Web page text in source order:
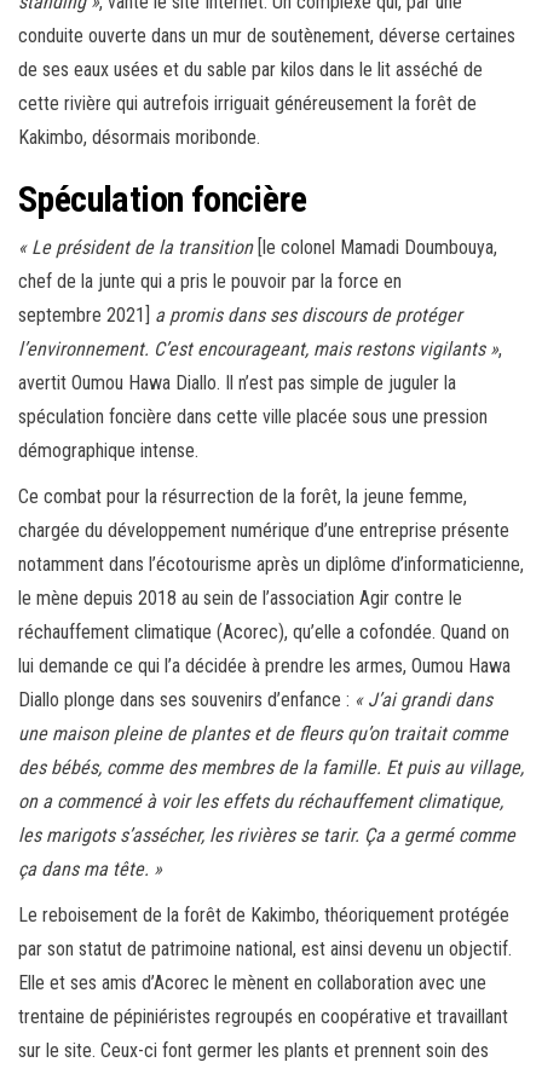
conduite ouverte dans un mur de soutènement, déverse certaines
de ses eaux usées et du sable par kilos dans le lit asséché de
cette rivière qui autrefois irriguait généreusement la forêt de
Kakimbo, désormais moribonde.
Spéculation foncière
« Le président de la transition [le colonel Mamadi Doumbouya,
chef de la junte qui a pris le pouvoir par la force en
septembre 2021] a promis dans ses discours de protéger
l’environnement. C’est encourageant, mais restons vigilants »,
avertit Oumou Hawa Diallo. Il n’est pas simple de juguler la
spéculation foncière dans cette ville placée sous une pression
démographique intense.
Ce combat pour la résurrection de la forêt, la jeune femme,
chargée du développement numérique d’une entreprise présente
notamment dans l’écotourisme après un diplôme d’informaticienne,
le mène depuis 2018 au sein de l’association Agir contre le
réchauffement climatique (Acorec), qu’elle a cofondée. Quand on
lui demande ce qui l’a décidée à prendre les armes, Oumou Hawa
Diallo plonge dans ses souvenirs d’enfance : « J’ai grandi dans
une maison pleine de plantes et de fleurs qu’on traitait comme
des bébés, comme des membres de la famille. Et puis au village,
on a commencé à voir les effets du réchauffement climatique,
les marigots s’assécher, les rivières se tarir. Ça a germé comme
ça dans ma tête. »
Le reboisement de la forêt de Kakimbo, théoriquement protégée
par son statut de patrimoine national, est ainsi devenu un objectif.
Elle et ses amis d’Acorec le mènent en collaboration avec une
trentaine de pépiniéristes regroupés en coopérative et travaillant
sur le site. Ceux-ci font germer les plants et prennent soin des